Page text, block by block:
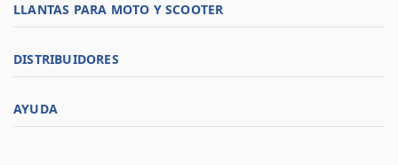
LLANTAS PARA MOTO Y SCOOTER
DISTRIBUIDORES
AYUDA